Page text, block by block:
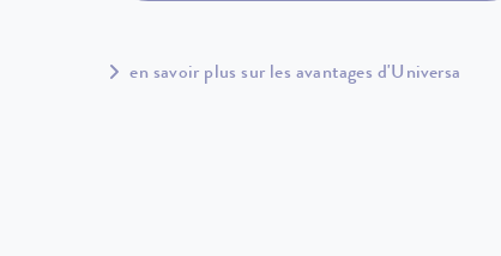
en savoir plus sur les avantages d'Universa